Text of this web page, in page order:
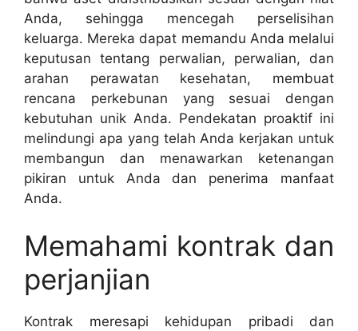
Anda, sehingga mencegah perselisihan
keluarga. Mereka dapat memandu Anda melalui
keputusan tentang perwalian, perwalian, dan
arahan perawatan kesehatan, membuat
rencana perkebunan yang sesuai dengan
kebutuhan unik Anda. Pendekatan proaktif ini
melindungi apa yang telah Anda kerjakan untuk
membangun dan menawarkan ketenangan
pikiran untuk Anda dan penerima manfaat
Anda.
Memahami kontrak dan
perjanjian
Kontrak meresapi kehidupan pribadi dan